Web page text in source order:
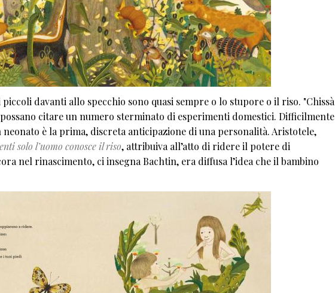
davanti allo specchio sono quasi sempre o lo stupore o il riso. "Chissà
possano citare un numero sterminato di esperimenti domestici. Difficilmente
è la prima, discreta anticipazione di una personalità. Aristotele,
solo l’uomo conosce il riso, attribuiva all’atto di ridere il potere di
nel rinascimento, ci insegna Bachtin, era diffusa l’idea che il bambino